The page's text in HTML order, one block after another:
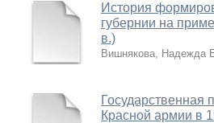
История
губернии на
в.)
Вишнякова, Надежда
Государственная
Красной армии в